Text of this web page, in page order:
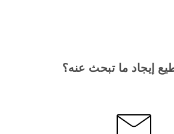
إيجاد ما تبحث عنه؟